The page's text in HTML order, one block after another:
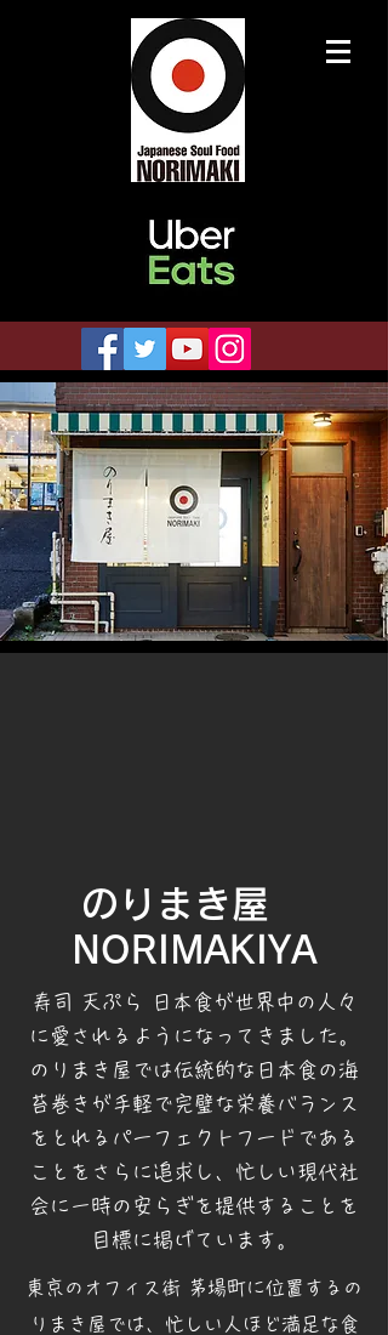
のりまき屋
NORIMAKIYA
寿司 天ぷら 日本食が世界中の人々
に愛されるようになってきました。
のりまき屋では伝統的な日本食の海
苔巻きが手軽で完璧な栄養バランス
をとれるパーフェクトフードである
ことをさらに追求し、 忙しい現代社
会に一時の安らぎを提供することを
目標に掲げています。
東京のオフィス街 茅場町に位置するの
りまき屋では、 忙しい人ほど満足な食